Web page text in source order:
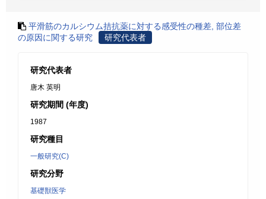
平滑筋のカルシウム拮抗薬に対する感受性の種差, 部位差
の原因に関する研究
研究代表者
研究代表者
唐木 英明
研究期間 (年度)
1987
研究種目
一般研究(C)
研究分野
基礎獣医学